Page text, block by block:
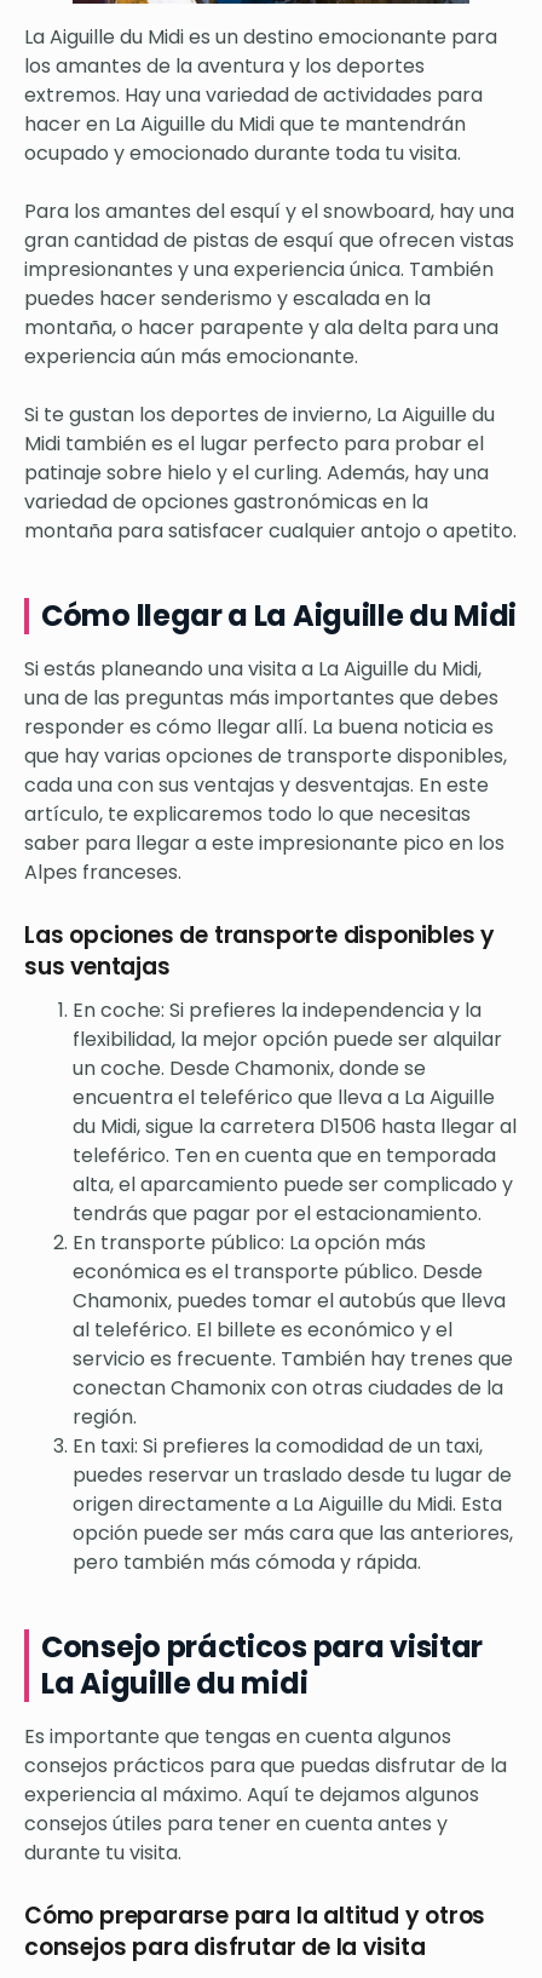
La Aiguille du Midi es un destino emocionante para
los amantes de la aventura y los deportes
extremos. Hay una variedad de actividades para
hacer en La Aiguille du Midi que te mantendrán
ocupado y emocionado durante toda tu visita.
Para los amantes del esquí y el snowboard, hay una
gran cantidad de pistas de esquí que ofrecen vistas
impresionantes y una experiencia única. También
puedes hacer senderismo y escalada en la
montaña, o hacer parapente y ala delta para una
experiencia aún más emocionante.
Si te gustan los deportes de invierno, La Aiguille du
Midi también es el lugar perfecto para probar el
patinaje sobre hielo y el curling. Además, hay una
variedad de opciones gastronómicas en la
montaña para satisfacer cualquier antojo o apetito.
Cómo llegar a La Aiguille du Midi
Si estás planeando una visita a La Aiguille du Midi,
una de las preguntas más importantes que debes
responder es cómo llegar allí. La buena noticia es
que hay varias opciones de transporte disponibles,
cada una con sus ventajas y desventajas. En este
artículo, te explicaremos todo lo que necesitas
saber para llegar a este impresionante pico en los
Alpes franceses.
Las opciones de transporte disponibles y
sus ventajas
En coche: Si prefieres la independencia y la
flexibilidad, la mejor opción puede ser alquilar
un coche. Desde Chamonix, donde se
encuentra el teleférico que lleva a La Aiguille
du Midi, sigue la carretera D1506 hasta llegar al
teleférico. Ten en cuenta que en temporada
alta, el aparcamiento puede ser complicado y
tendrás que pagar por el estacionamiento.
En transporte público: La opción más
económica es el transporte público. Desde
Chamonix, puedes tomar el autobús que lleva
al teleférico. El billete es económico y el
servicio es frecuente. También hay trenes que
conectan Chamonix con otras ciudades de la
región.
En taxi: Si prefieres la comodidad de un taxi,
puedes reservar un traslado desde tu lugar de
origen directamente a La Aiguille du Midi. Esta
opción puede ser más cara que las anteriores,
pero también más cómoda y rápida.
Consejo prácticos para visitar
La Aiguille du midi
Es importante que tengas en cuenta algunos
consejos prácticos para que puedas disfrutar de la
experiencia al máximo. Aquí te dejamos algunos
consejos útiles para tener en cuenta antes y
durante tu visita.
Cómo prepararse para la altitud y otros
consejos para disfrutar de la visita